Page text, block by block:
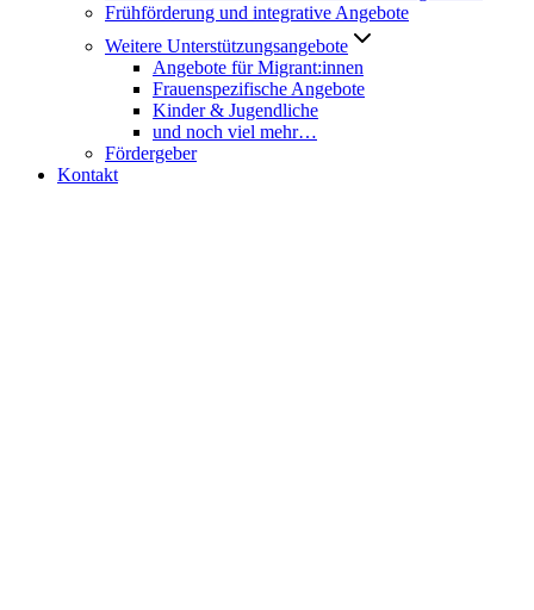
Frühförderung und integrative Angebote
Weitere Unterstützungsangebote
Angebote für Migrant:innen
Frauenspezifische Angebote
Kinder & Jugendliche
und noch viel mehr…
Fördergeber
Kontakt